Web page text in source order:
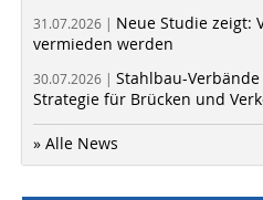
31.07.2026 | Neue Studie zeigt:
vermieden werden
30.07.2026 | Stahlbau-
Strategie für Brücken und
» Alle News